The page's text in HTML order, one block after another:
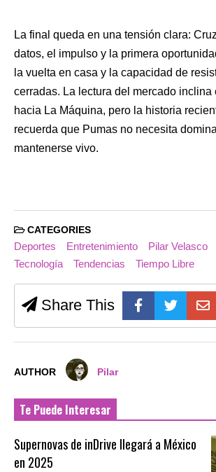
La final queda en una tensión clara:
datos, el impulso y la primera
la vuelta en casa y la capacidad de
cerradas. La lectura del mercado inclina
hacia La Máquina, pero la historia
recuerda que Pumas no necesita
mantenerse vivo.
CATEGORIES
Deportes Entretenimiento Pilar Velasco
Tecnología
Tendencias Tiempo Libre
Share This
AUTHOR Pilar
Te Puede Interesar
Supernovas de inDrive llegará a México
en 2025